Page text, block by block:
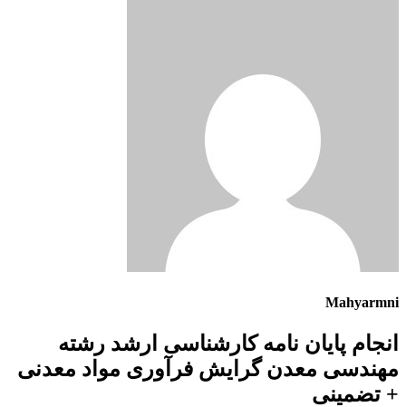
Mahyarmni
انجام پایان نامه کارشناسی ارشد رشته
مهندسی معدن گرایش فرآوری مواد معدنی
+ تضمینی